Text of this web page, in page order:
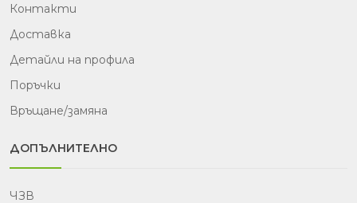
Контакти
Доставка
Детайли на профила
Поръчки
Връщане/замяна
ДОПЪЛНИТЕЛНО
ЧЗВ